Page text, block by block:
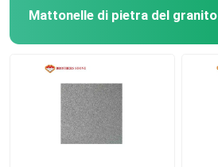
controsoffitti di pietra naturali
camini di pietra naturali
medaglione del getto di acqua
Mattonelle di pietra del granito